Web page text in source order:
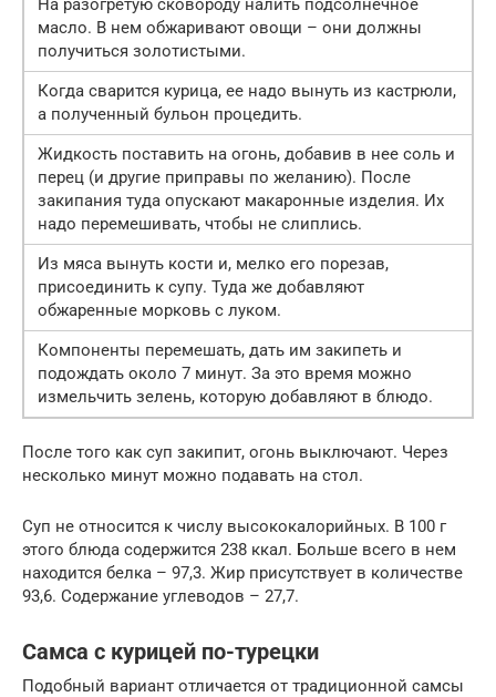
На разогретую сковороду налить подсолнечное
масло. В нем обжаривают овощи – они должны
получиться золотистыми.
Когда сварится курица, ее надо вынуть из кастрюли,
а полученный бульон процедить.
Жидкость поставить на огонь, добавив в нее соль и
перец (и другие приправы по желанию). После
закипания туда опускают макаронные изделия. Их
надо перемешивать, чтобы не слиплись.
Из мяса вынуть кости и, мелко его порезав,
присоединить к супу. Туда же добавляют
обжаренные морковь с луком.
Компоненты перемешать, дать им закипеть и
подождать около 7 минут. За это время можно
измельчить зелень, которую добавляют в блюдо.
После того как суп закипит, огонь выключают. Через
несколько минут можно подавать на стол.
Суп не относится к числу высококалорийных. В 100 г
этого блюда содержится 238 ккал. Больше всего в нем
находится белка – 97,3. Жир присутствует в количестве
93,6. Содержание углеводов – 27,7.
Самса с курицей по-турецки
Подобный вариант отличается от традиционной самсы